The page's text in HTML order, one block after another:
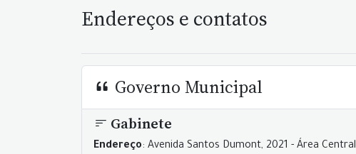
Endereços e contatos
Governo Municipal
Gabinete
Endereço: Avenida Santos Dumont, 2021 - Área Central